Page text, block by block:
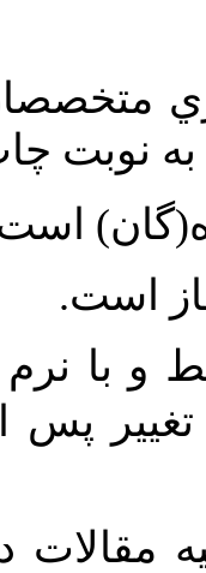
نوبت
است.
و با نرم
پس
مقالات